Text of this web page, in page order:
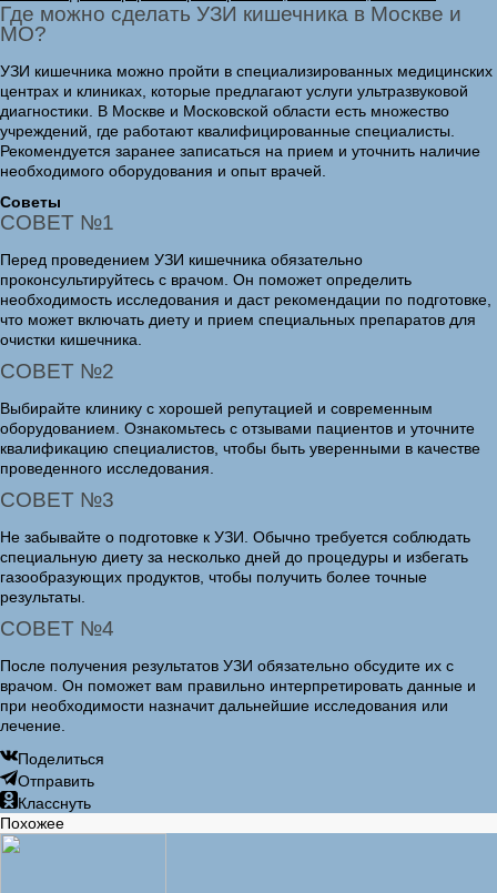
Где можно сделать УЗИ кишечника в Москве и
МО?
УЗИ кишечника можно пройти в специализированных медицинских
центрах и клиниках, которые предлагают услуги ультразвуковой
диагностики. В Москве и Московской области есть множество
учреждений, где работают квалифицированные специалисты.
Рекомендуется заранее записаться на прием и уточнить наличие
необходимого оборудования и опыт врачей.
Советы
СОВЕТ №1
Перед проведением УЗИ кишечника обязательно
проконсультируйтесь с врачом. Он поможет определить
необходимость исследования и даст рекомендации по подготовке,
что может включать диету и прием специальных препаратов для
очистки кишечника.
СОВЕТ №2
Выбирайте клинику с хорошей репутацией и современным
оборудованием. Ознакомьтесь с отзывами пациентов и уточните
квалификацию специалистов, чтобы быть уверенными в качестве
проведенного исследования.
СОВЕТ №3
Не забывайте о подготовке к УЗИ. Обычно требуется соблюдать
специальную диету за несколько дней до процедуры и избегать
газообразующих продуктов, чтобы получить более точные
результаты.
СОВЕТ №4
После получения результатов УЗИ обязательно обсудите их с
врачом. Он поможет вам правильно интерпретировать данные и
при необходимости назначит дальнейшие исследования или
лечение.
Поделиться
Отправить
Класснуть
Похожее